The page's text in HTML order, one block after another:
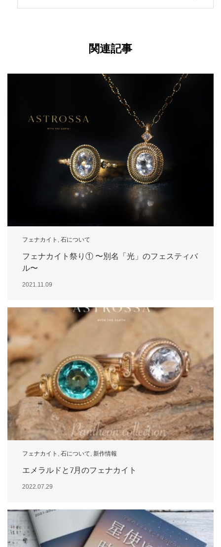
関連記事
フェナカイト , 石について
フェナカイト祭り① 〜別名「光」のフェスティバ
ル〜
2021.11.09
フェナカイト , 石について, 新作情報
エメラルドと7月のフェナカイト
2022.07.29